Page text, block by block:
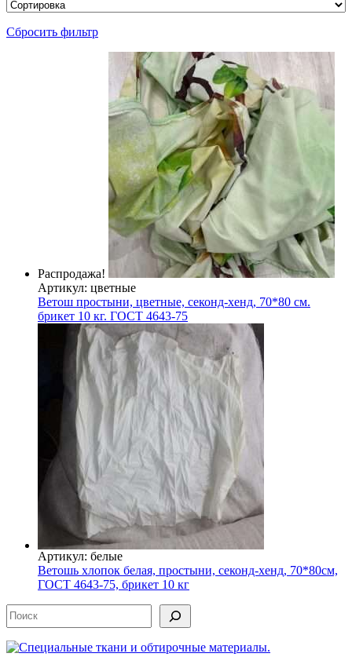
Сбросить фильтр
Распродажа!
Артикул: цветные
Ветош простыни, цветные, секонд-хенд, 70*80 см.
брикет 10 кг. ГОСТ 4643-75
Артикул: белые
Ветошь хлопок белая, простыни, секонд-хенд, 70*80см,
ГОСТ 4643-75, брикет 10 кг
Поиск